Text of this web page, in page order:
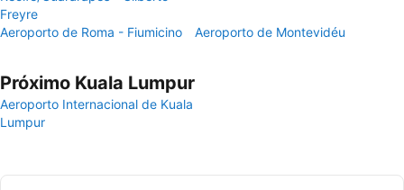
Freyre
Aeroporto de Roma - Fiumicino Aeroporto de Montevidéu
Próximo Kuala Lumpur
Aeroporto Internacional de Kuala
Lumpur